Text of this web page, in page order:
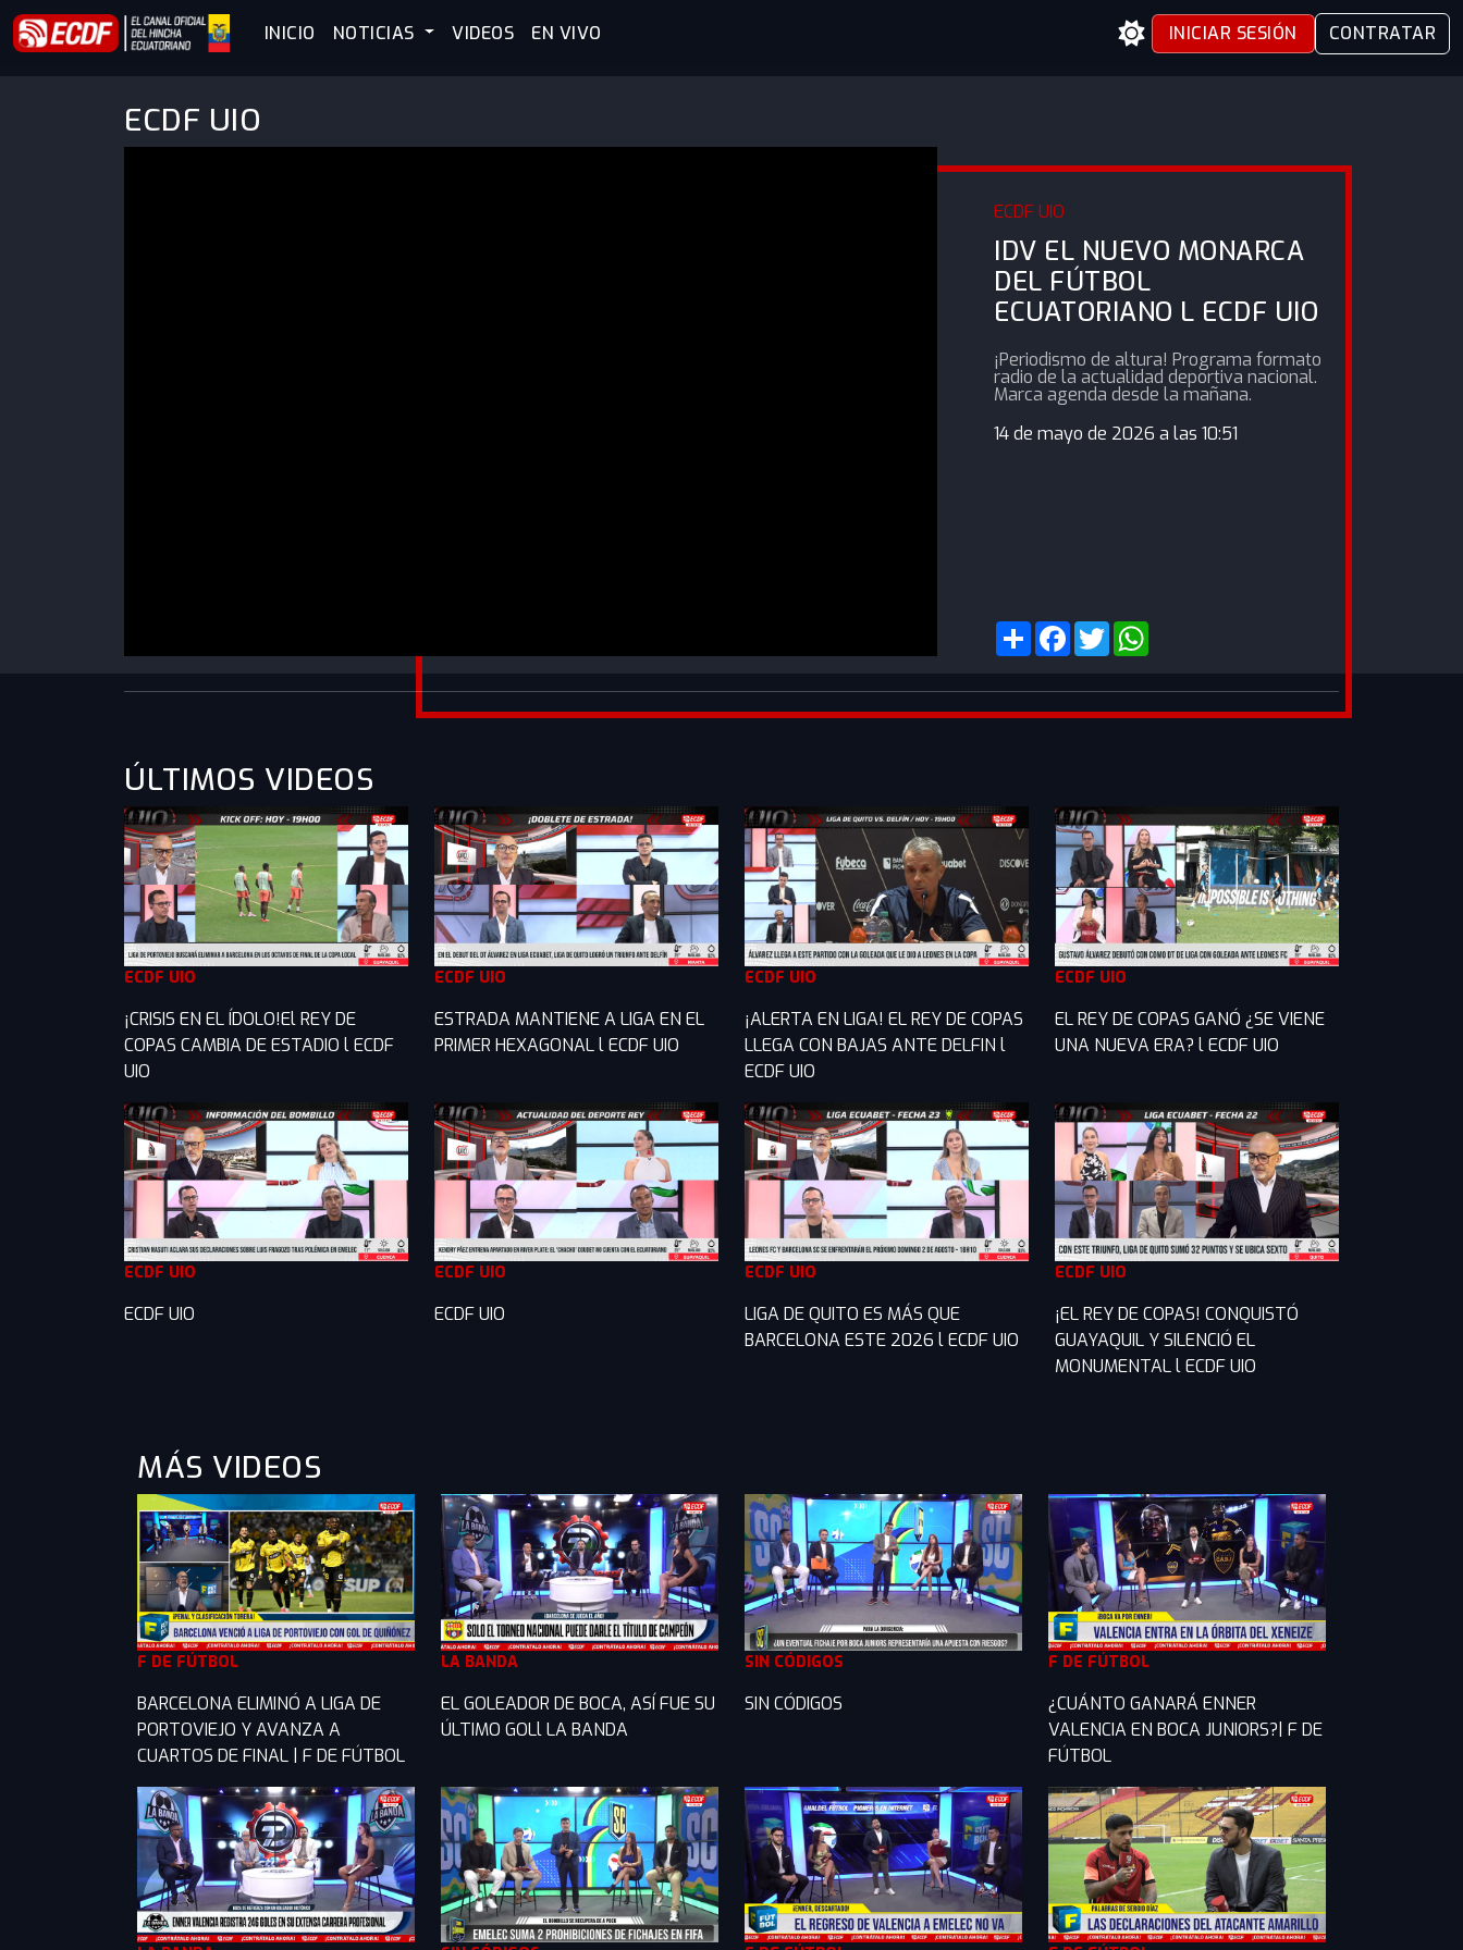
INICIO NOTICIAS VIDEOS EN VIVO INICIAR SESIÓN CONTRATAR
ECDF UIO
ECDF UIO
IDV EL NUEVO MONARCA
DEL FÚTBOL
ECUATORIANO L ECDF UIO
¡Periodismo de altura! Programa formato
radio de la actualidad deportiva nacional.
Marca agenda desde la mañana.
14 de mayo de 2026 a las 10:51
ÚLTIMOS VIDEOS
ECDF UIO
¡CRISIS EN EL ÍDOLO!El REY DE
COPAS CAMBIA DE ESTADIO l ECDF
UIO
ECDF UIO
ESTRADA MANTIENE A LIGA EN EL
PRIMER HEXAGONAL l ECDF UIO
ECDF UIO
¡ALERTA EN LIGA! EL REY DE COPAS
LLEGA CON BAJAS ANTE DELFIN l
ECDF UIO
ECDF UIO
EL REY DE COPAS GANÓ ¿SE VIENE
UNA NUEVA ERA? l ECDF UIO
ECDF UIO
ECDF UIO
ECDF UIO
ECDF UIO
ECDF UIO
LIGA DE QUITO ES MÁS QUE
BARCELONA ESTE 2026 l ECDF UIO
ECDF UIO
¡EL REY DE COPAS! CONQUISTÓ
GUAYAQUIL Y SILENCIÓ EL
MONUMENTAL l ECDF UIO
MÁS VIDEOS
F DE FÚTBOL
BARCELONA ELIMINÓ A LIGA DE
PORTOVIEJO Y AVANZA A
CUARTOS DE FINAL | F DE FÚTBOL
LA BANDA
EL GOLEADOR DE BOCA, ASÍ FUE SU
ÚLTIMO GOLl LA BANDA
SIN CÓDIGOS
SIN CÓDIGOS
F DE FÚTBOL
¿CUÁNTO GANARÁ ENNER
VALENCIA EN BOCA JUNIORS?| F DE
FÚTBOL